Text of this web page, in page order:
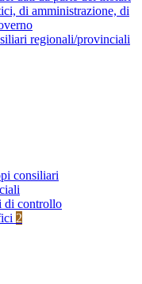
di amministrazione, di
regionali/provinciali
consiliari
di controllo
2